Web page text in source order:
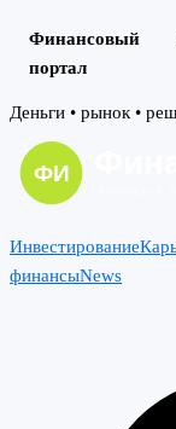
Финансовый
портал
Skip
content
Деньги • рынок •
Инвестирование
финансыNews